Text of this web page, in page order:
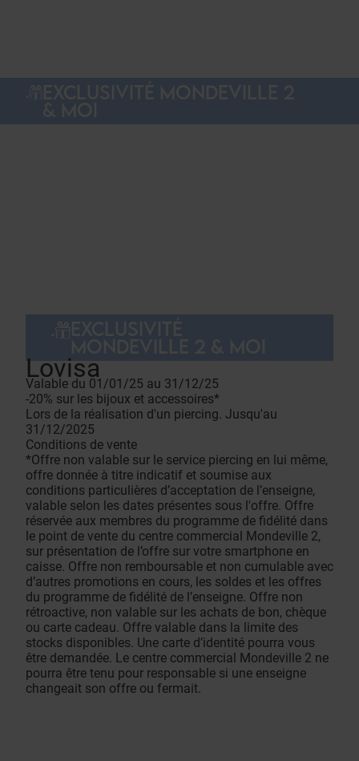
Lovisa
Valable du 01/01/25 au 31/12/25
-20% sur les bijoux et accessoires*
Lors de la réalisation d'un piercing. Jusqu'au
31/12/2025
Conditions de vente
*Offre non valable sur le service piercing en lui même,
offre donnée à titre indicatif et soumise aux
conditions particulières d’acceptation de l’enseigne,
valable selon les dates présentes sous l'offre. Offre
réservée aux membres du programme de fidélité dans
le point de vente du centre commercial Mondeville 2,
sur présentation de l’offre sur votre smartphone en
caisse. Offre non remboursable et non cumulable avec
d’autres promotions en cours, les soldes et les offres
du programme de fidélité de l’enseigne. Offre non
rétroactive, non valable sur les achats de bon, chèque
ou carte cadeau. Offre valable dans la limite des
stocks disponibles. Une carte d’identité pourra vous
être demandée. Le centre commercial Mondeville 2 ne
pourra être tenu pour responsable si une enseigne
changeait son offre ou fermait.